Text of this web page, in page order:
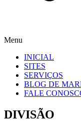
Menu
INICIAL
SITES
SERVIÇOS
BLOG DE
FALE
DIVISÃO